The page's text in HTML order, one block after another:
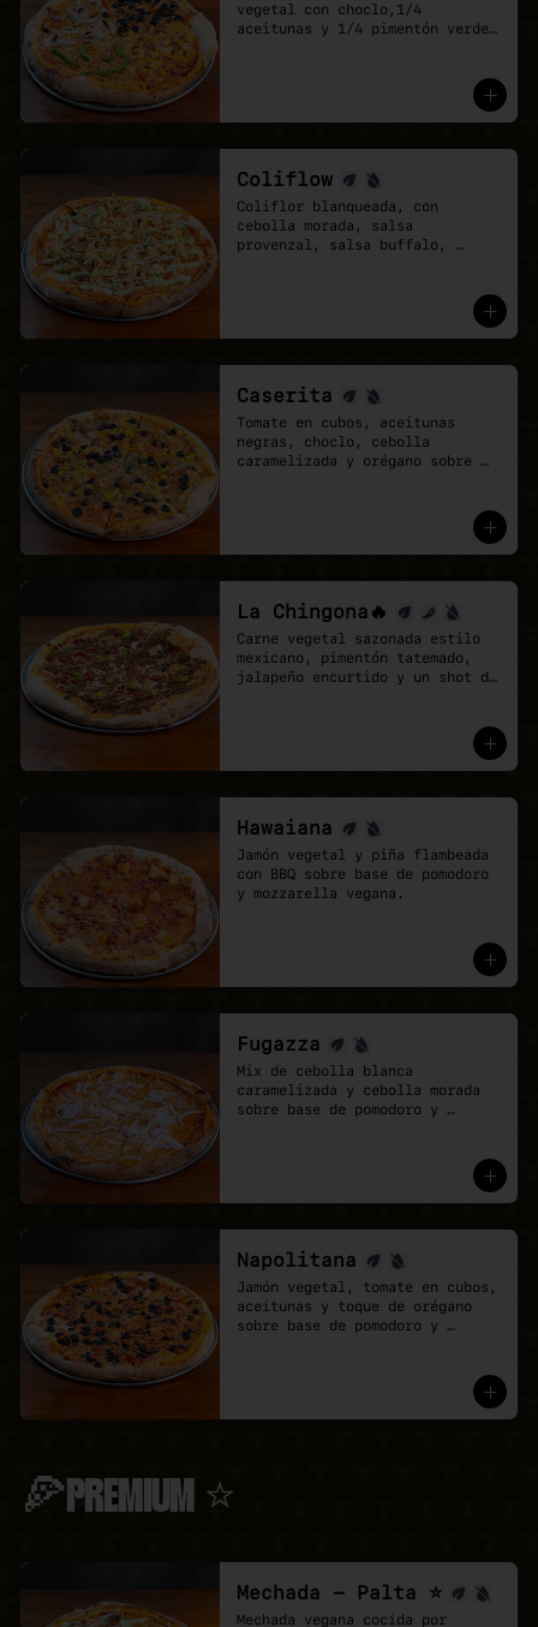
vegetal con choclo,1/4
aceitunas y 1/4 pimentón verde
elegir, elige una que lo tenga
Coliflow
Coliflor blanqueada, con
cebolla morada, salsa
provenzal, salsa buffalo,
Caserita
Tomate en cubos, aceitunas
negras, choclo, cebolla
caramelizada y orégano sobre
La Chingona🔥
Carne vegetal sazonada estilo
mexicano, pimentón tatemado,
jalapeño encurtido y un shot de
Hawaiana
Jamón vegetal y piña flambeada
con BBQ sobre base de pomodoro
y mozzarella vegana.
Fugazza
Mix de cebolla blanca
caramelizada y cebolla morada
sobre base de pomodoro y
Napolitana
Jamón vegetal, tomate en cubos,
aceitunas y toque de orégano
sobre base de pomodoro y
🍕PREMIUM ⭐
Mechada - Palta ⭐
Mechada vegana cocida por